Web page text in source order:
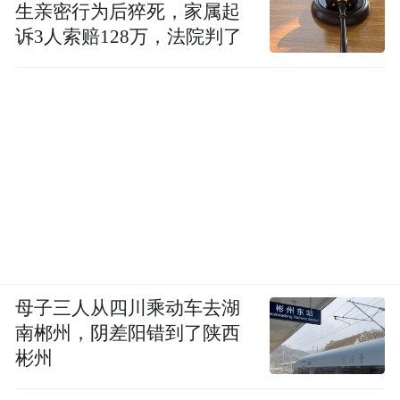
生亲密行为后猝死，家属起
诉3人索赔128万，法院判了
母子三人从四川乘动车去湖
南郴州，阴差阳错到了陕西
彬州